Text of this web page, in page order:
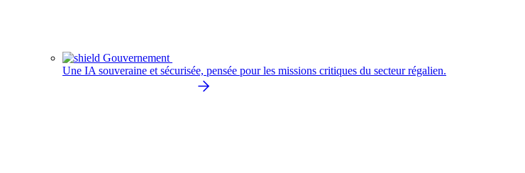
Gouvernement
Une IA souveraine et sécurisée, pensée pour les missions critiques du secteur régalien.